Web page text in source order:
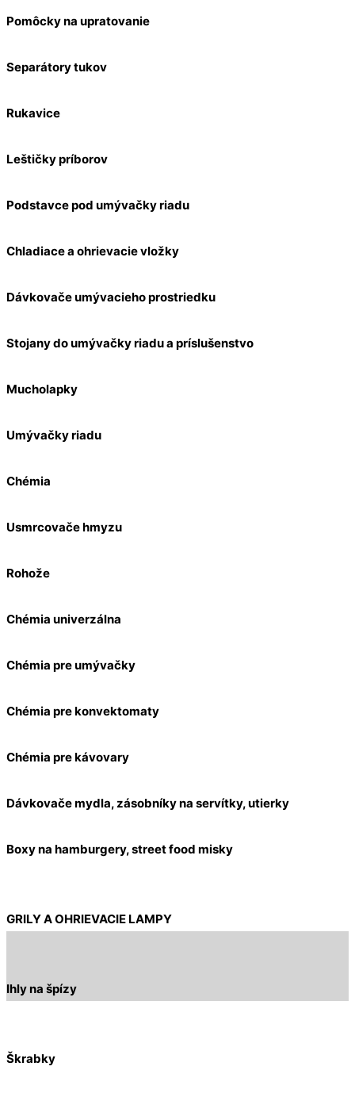
Pomôcky na upratovanie
Separátory tukov
Rukavice
Leštičky príborov
Podstavce pod umývačky riadu
Chladiace a ohrievacie vložky
Dávkovače umývacieho prostriedku
Stojany do umývačky riadu a príslušenstvo
Mucholapky
Umývačky riadu
Chémia
Usmrcovače hmyzu
Rohože
Chémia univerzálna
Chémia pre umývačky
Chémia pre konvektomaty
Chémia pre kávovary
Dávkovače mydla, zásobníky na servítky, utierky
Boxy na hamburgery, street food misky
GRILY A OHRIEVACIE LAMPY
Ihly na špízy
Škrabky